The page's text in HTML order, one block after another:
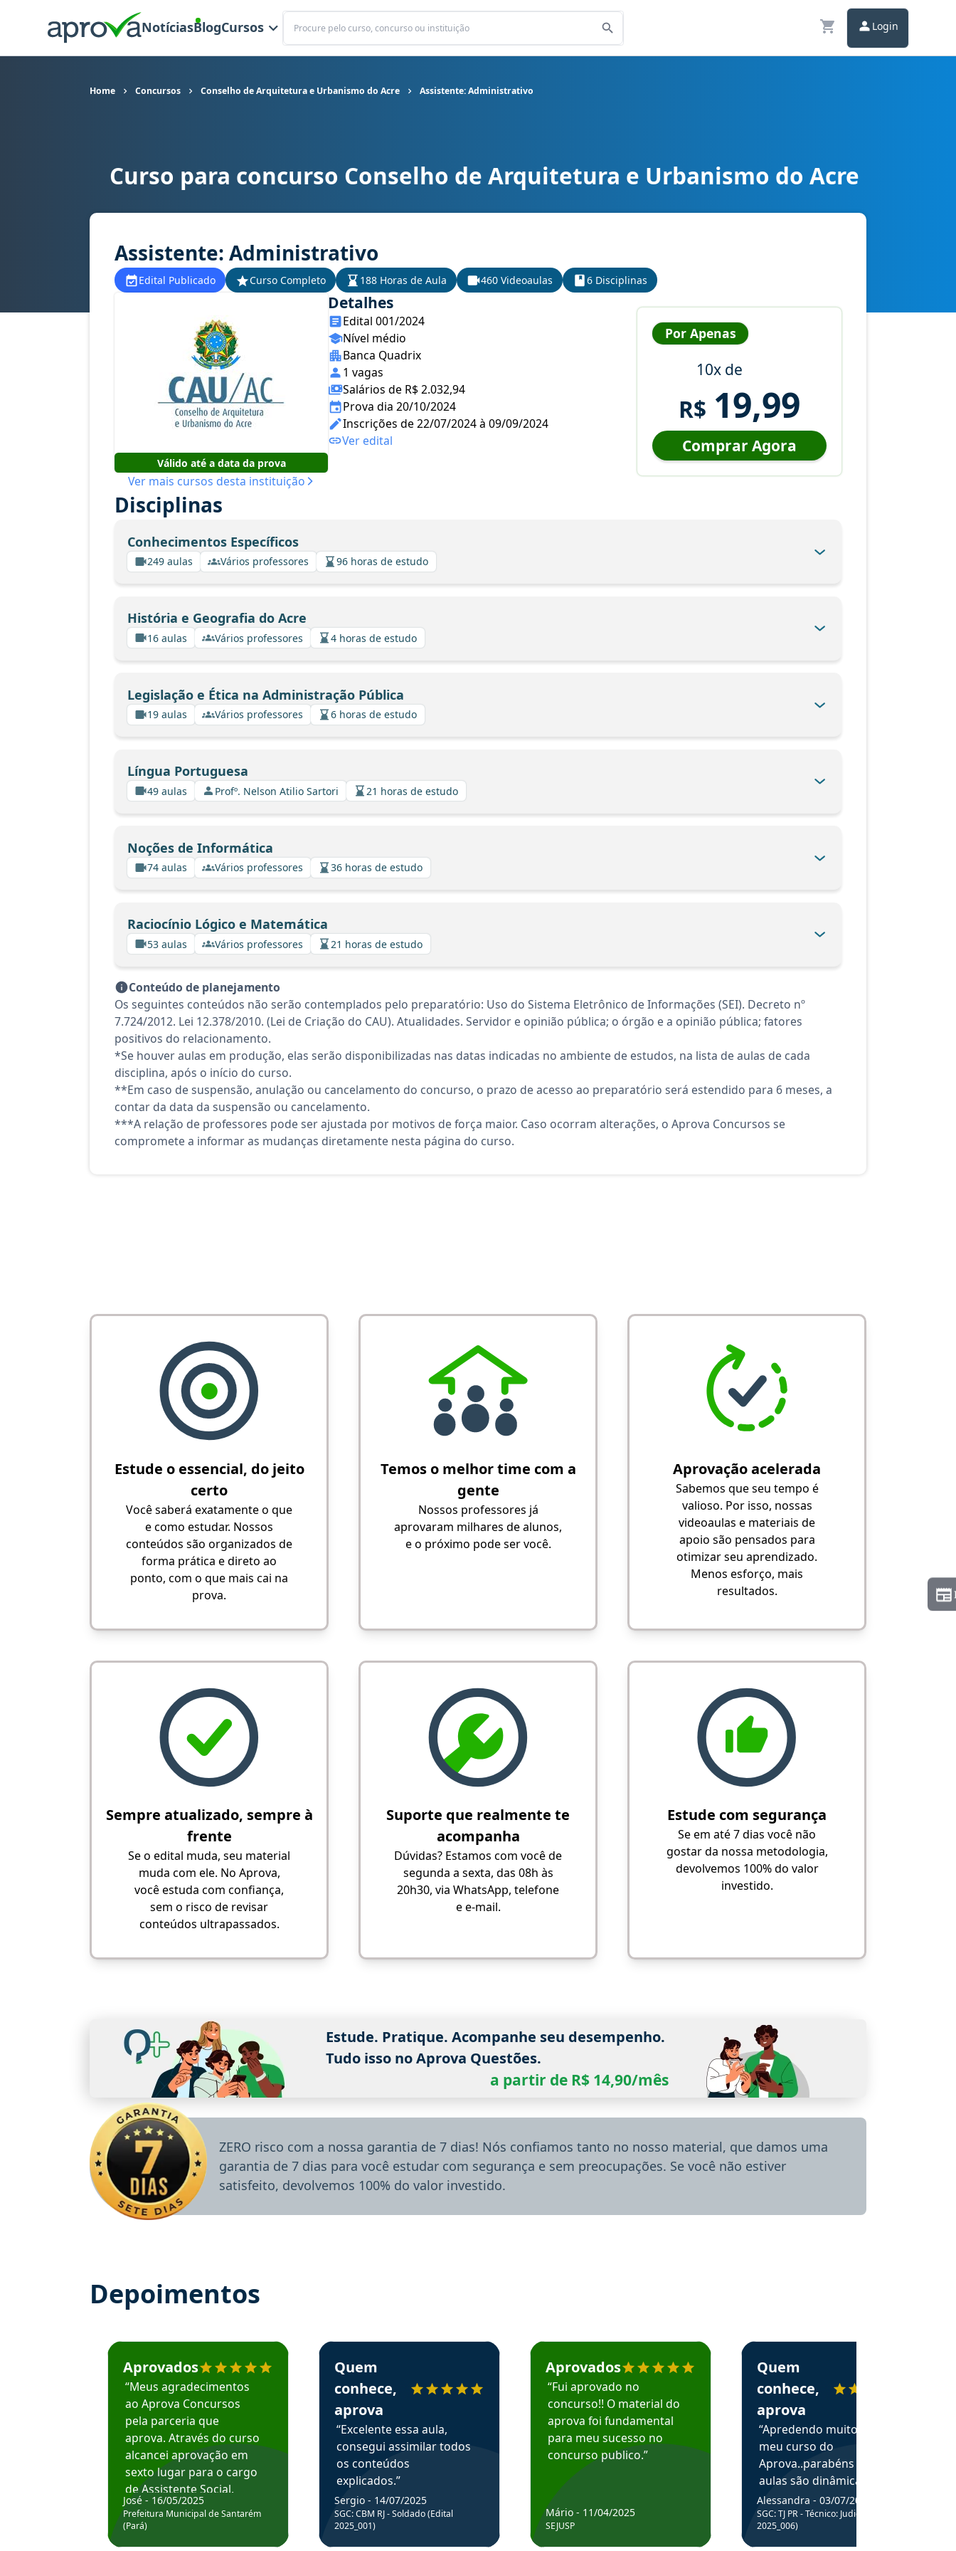
NotíciasBlogCursos
Buscar
Login
Home Concursos Conselho de Arquitetura e Urbanismo do Acre Assistente: Administrativo
Curso para concurso CAU AC - Conselho de Arquitetura e Urbanismo do Acre cargo Assistente: Administrativo
Curso para concurso Conselho de Arquitetura e Urbanismo do Acre
Assistente: Administrativo
Edital Publicado Curso Completo 188 Horas de Aula 460 Videoaulas 6 Disciplinas
Válido até a data da prova
Ver mais cursos desta instituição
Detalhes
Edital 001/2024
Nível médio
Banca Quadrix
1 vagas
Salários de R$ 2.032,94
Prova dia 20/10/2024
Inscrições de 22/07/2024 à 09/09/2024
Ver edital
Por Apenas
10x de
R$ 19,99
Comprar Agora
Disciplinas
Conhecimentos Específicos
249 aulas Vários professores 96 horas de estudo
História e Geografia do Acre
16 aulas Vários professores 4 horas de estudo
Legislação e Ética na Administração Pública
19 aulas Vários professores 6 horas de estudo
Língua Portuguesa
49 aulas Profº. Nelson Atilio Sartori 21 horas de estudo
Noções de Informática
74 aulas Vários professores 36 horas de estudo
Raciocínio Lógico e Matemática
53 aulas Vários professores 21 horas de estudo
Conteúdo de planejamento
Os seguintes conteúdos não serão contemplados pelo preparatório: Uso do Sistema Eletrônico de Informações (SEI). Decreto nº
7.724/2012. Lei 12.378/2010. (Lei de Criação do CAU). Atualidades. Servidor e opinião pública; o órgão e a opinião pública; fatores
positivos do relacionamento.
*Se houver aulas em produção, elas serão disponibilizadas nas datas indicadas no ambiente de estudos, na lista de aulas de cada
disciplina, após o início do curso.
**Em caso de suspensão, anulação ou cancelamento do concurso, o prazo de acesso ao preparatório será estendido para 6 meses, a
contar da data da suspensão ou cancelamento.
***A relação de professores pode ser ajustada por motivos de força maior. Caso ocorram alterações, o Aprova Concursos se
compromete a informar as mudanças diretamente nesta página do curso.
Estude o essencial, do jeito
certo
Você saberá exatamente o que
e como estudar. Nossos
conteúdos são organizados de
forma prática e direto ao
ponto, com o que mais cai na
prova.
Temos o melhor time com a
gente
Nossos professores já
aprovaram milhares de alunos,
e o próximo pode ser você.
Aprovação acelerada
Sabemos que seu tempo é
valioso. Por isso, nossas
videoaulas e materiais de
apoio são pensados para
otimizar seu aprendizado.
Menos esforço, mais
resultados.
Sempre atualizado, sempre à
frente
Se o edital muda, seu material
muda com ele. No Aprova,
você estuda com confiança,
sem o risco de revisar
conteúdos ultrapassados.
Suporte que realmente te
acompanha
Dúvidas? Estamos com você de
segunda a sexta, das 08h às
20h30, via WhatsApp, telefone
e e-mail.
Estude com segurança
Se em até 7 dias você não
gostar da nossa metodologia,
devolvemos 100% do valor
investido.
Estude. Pratique. Acompanhe seu desempenho.
Tudo isso no Aprova Questões.
a partir de R$ 14,90/mês
ZERO risco com a nossa garantia de 7 dias! Nós confiamos tanto no nosso material, que damos uma
garantia de 7 dias para você estudar com segurança e sem preocupações. Se você não estiver
satisfeito, devolvemos 100% do valor investido.
Depoimentos
Estudante José recomenda o Aprova Concursos em depoimento
Aprovados
“Meus agradecimentos
ao Aprova Concursos
pela parceria que
aprova. Através do curso
alcancei aprovação em
sexto lugar para o cargo
de Assistente Social.
Hoje estou atuando na
Prefeitura de Santarém.
José - 16/05/2025
Prefeitura Municipal de Santarém
(Pará)
Estudante Sergio recomenda o Aprova Concursos em depoimento
Quem
conhece,
aprova
“Excelente essa aula,
consegui assimilar todos
os conteúdos
explicados.”
Sergio - 14/07/2025
SGC: CBM RJ - Soldado (Edital
2025_001)
Estudante Mário recomenda o Aprova Concursos em depoimento
Aprovados
“Fui aprovado no
concurso!! O material do
aprova foi fundamental
para meu sucesso no
concurso publico.”
Mário - 11/04/2025
SEJUSP
Estudante Alessandra recomenda o Aprova
Quem
conhece,
aprova
“Apredendo muito no
meu curso do
Aprova..parabéns pelas
aulas são dinâmicas e
me ajudam a entender
melhor os assuntos.”
Alessandra - 03/07/2025
SGC: TJ PR - Técnico: Judiciário (Edital
2025_006)